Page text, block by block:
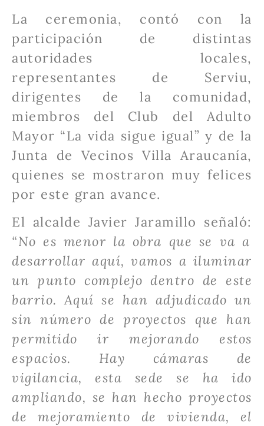
La ceremonia, contó con la
participación de distintas
autoridades locales,
representantes de Serviu,
dirigentes de la comunidad,
miembros del Club del Adulto
Mayor “La vida sigue igual” y de la
Junta de Vecinos Villa Araucanía,
quienes se mostraron muy felices
por este gran avance.
El alcalde Javier Jaramillo señaló:
“No es menor la obra que se va a
desarrollar aquí, vamos a iluminar
un punto complejo dentro de este
barrio. Aquí se han adjudicado un
sin número de proyectos que han
permitido ir mejorando estos
espacios. Hay cámaras de
vigilancia, esta sede se ha ido
ampliando, se han hecho proyectos
de mejoramiento de vivienda, el